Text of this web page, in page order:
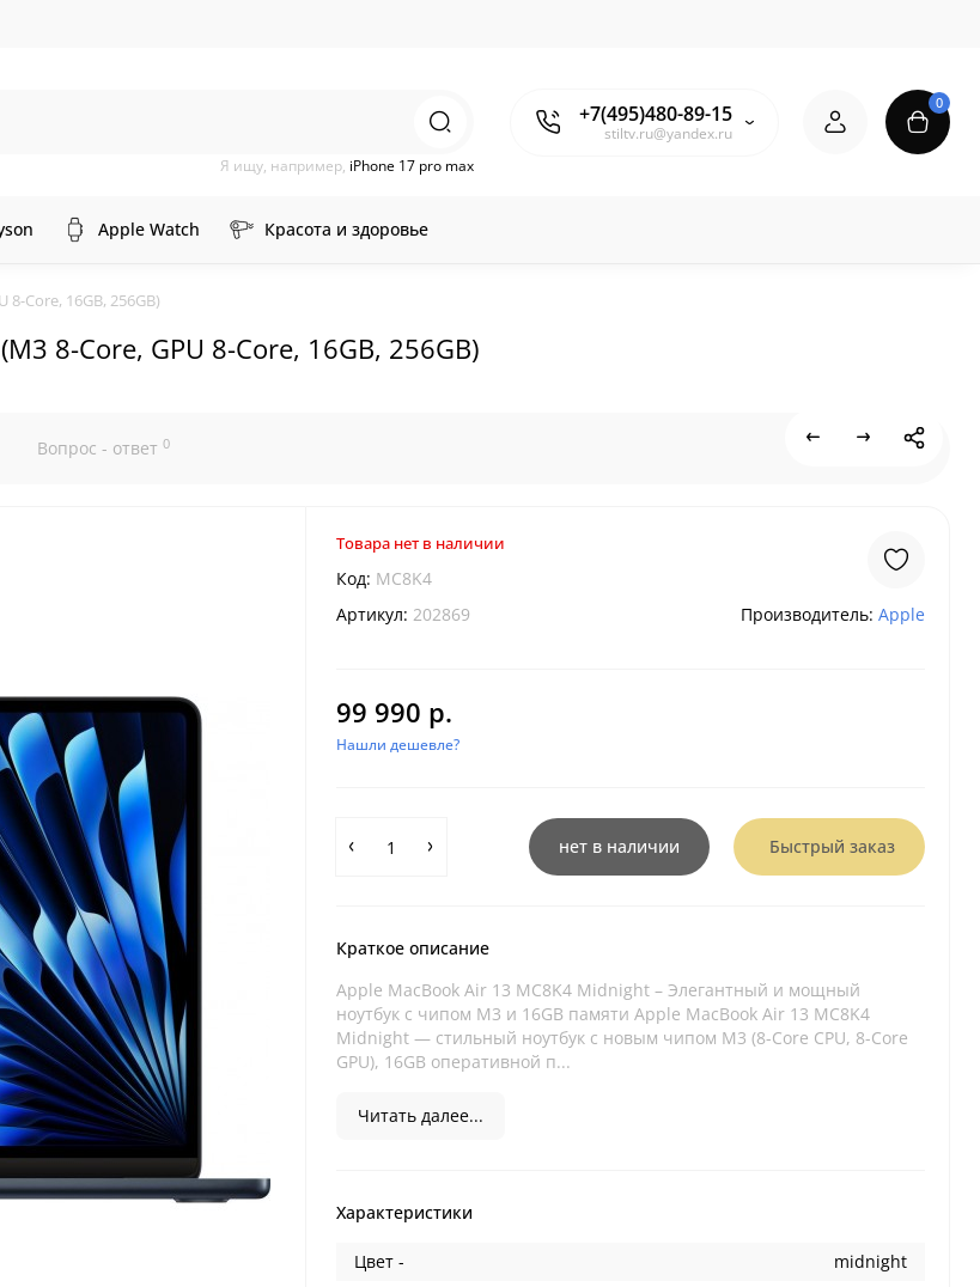
+7(495)480-89-15
stiltv.ru@yandex.ru
Я ищу, например, iPhone 17 pro max
0
Apple Watch Красота и здоровье
Core, 16GB, 256GB)
8-Core, GPU 8-Core, 16GB, 256GB)
Вопрос - ответ 0
Товара нет в наличии
Код: MC8K4
Артикул: 202869 Производитель: Apple
99 990 р.
Нашли дешевле?
нет в наличии Быстрый заказ
Краткое описание
Apple MacBook Air 13 MC8K4 Midnight – Элегантный и мощный
ноутбук с чипом M3 и 16GB памяти Apple MacBook Air 13 MC8K4
Midnight — стильный ноутбук с новым чипом M3 (8-Core CPU, 8-Core
GPU), 16GB оперативной п...
Читать далее...
Характеристики
Цвет -
midnight